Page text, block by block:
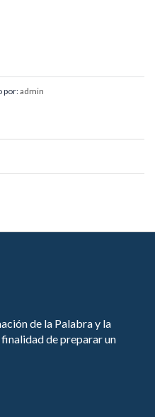
por:admin
de la Palabra y la
de preparar un